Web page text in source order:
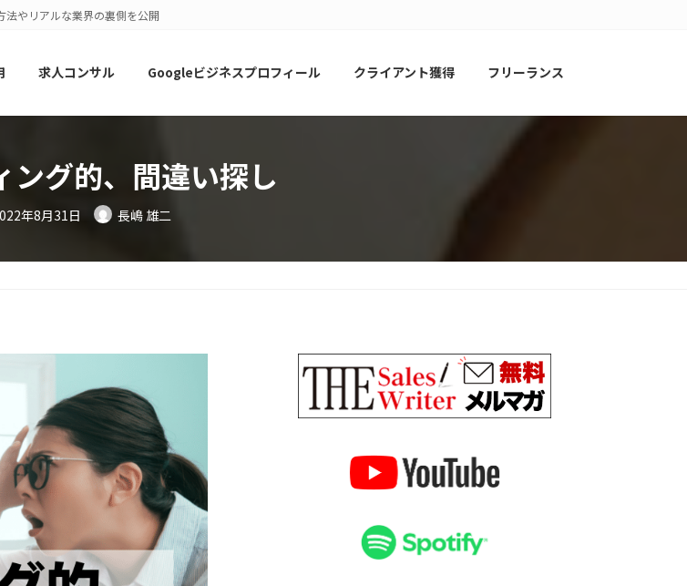
やリアルな業界の裏側を公開
求人コンサル Googleビジネスプロフィール クライアント獲得 フリーランス
ング的、間違い探し
年8月31日 長嶋 雄二